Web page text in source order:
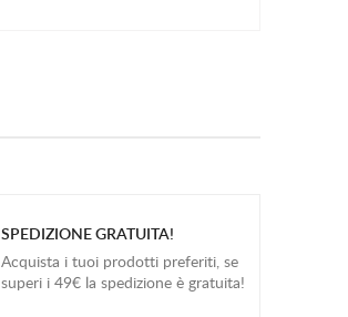
SPEDIZIONE GRATUITA!
Acquista i tuoi prodotti preferiti, se
superi i 49€ la spedizione è gratuita!